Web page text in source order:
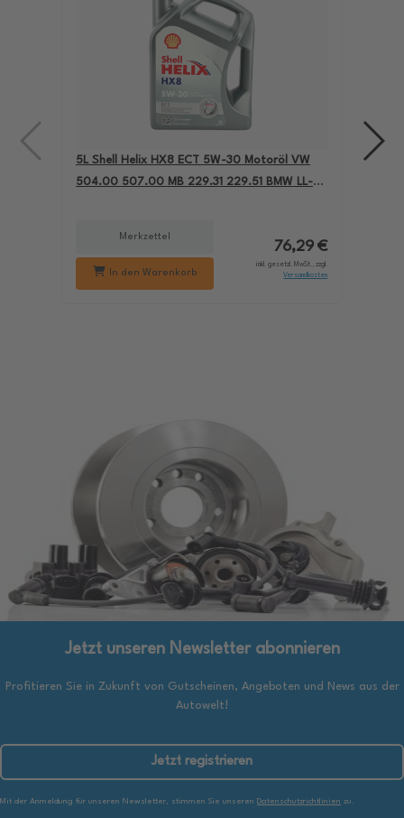
5L Shell Helix HX8 ECT 5W-30 Motoröl VW
504.00 507.00 MB 229.31 229.51 BMW LL-04
Merkzettel
In den Warenkorb
76,29 €
inkl. gesetzl. MwSt., zzgl.
Versandkosten
Jetzt unseren Newsletter abonnieren
Profitieren Sie in Zukunft von Gutscheinen, Angeboten und News aus der
Autowelt!
Jetzt registrieren
Mit der Anmeldung für unseren Newsletter, stimmen Sie unseren Datenschutzrichtlinien zu.